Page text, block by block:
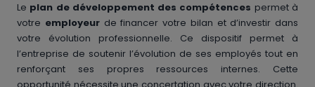
Le plan de développement des compétences permet à
votre employeurde financer votre bilan et d’investir dans
votre évolution professionnelle. Ce dispositif permet à
l’entreprise de soutenir l’évolution de ses employés tout en
renforçant ses propres ressources internes. Cette